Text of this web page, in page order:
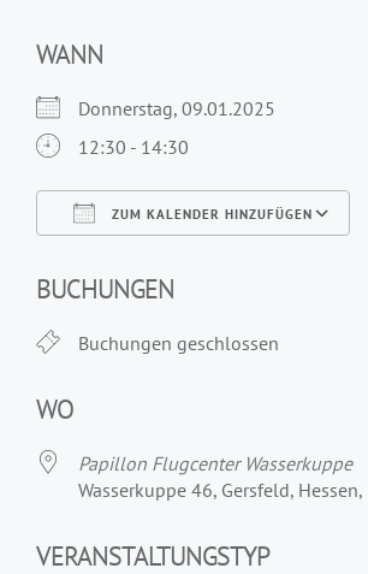
WANN
Donnerstag, 09.01.2025
12:30 - 14:30
ZUM KALENDER HINZUFÜGEN
BUCHUNGEN
Buchungen geschlossen
WO
Papillon Flugcenter Wasserkuppe
Wasserkuppe 46, Gersfeld,
VERANSTALTUNGSTYP